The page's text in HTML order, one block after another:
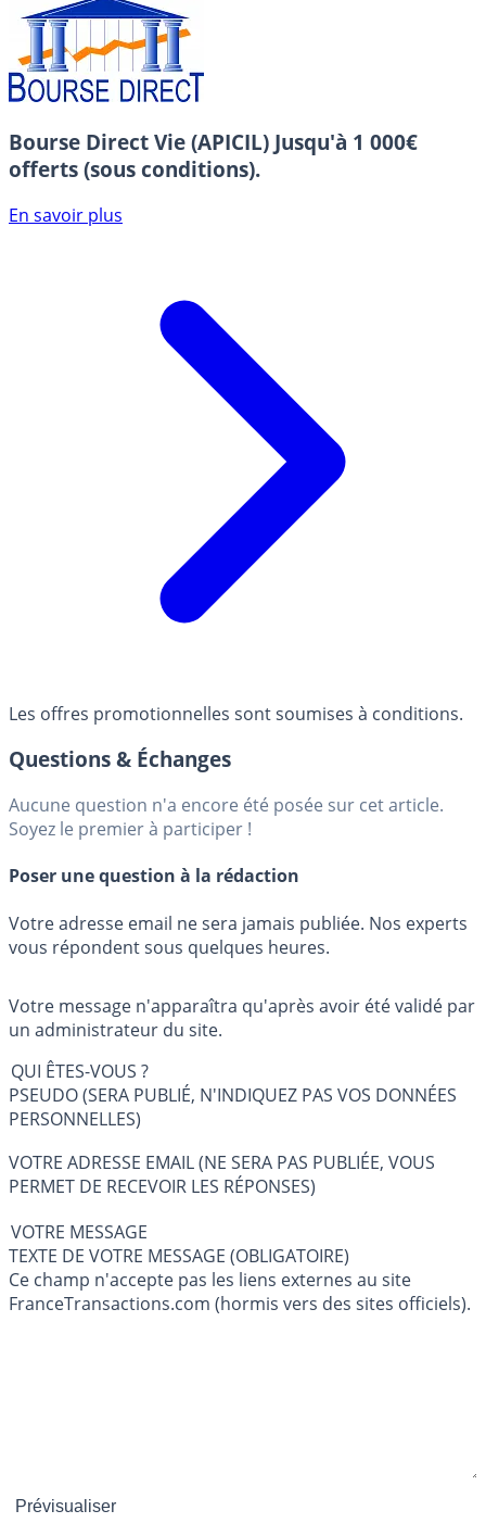
Bourse Direct Vie (APICIL) Jusqu'à 1 000€
offerts (sous conditions).
En savoir plus
Les offres promotionnelles sont soumises à conditions.
Questions & Échanges
Aucune question n'a encore été posée sur cet article.
Soyez le premier à participer !
Poser une question à la rédaction
Votre adresse email ne sera jamais publiée. Nos experts
vous répondent sous quelques heures.
Votre message n'apparaîtra qu'après avoir été validé par
un administrateur du site.
QUI ÊTES-VOUS ?
PSEUDO (SERA PUBLIÉ, N'INDIQUEZ PAS VOS DONNÉES
PERSONNELLES)
VOTRE ADRESSE EMAIL (NE SERA PAS PUBLIÉE, VOUS
PERMET DE RECEVOIR LES RÉPONSES)
VOTRE MESSAGE
TEXTE DE VOTRE MESSAGE (OBLIGATOIRE)
Ce champ n'accepte pas les liens externes au site
FranceTransactions.com (hormis vers des sites officiels).